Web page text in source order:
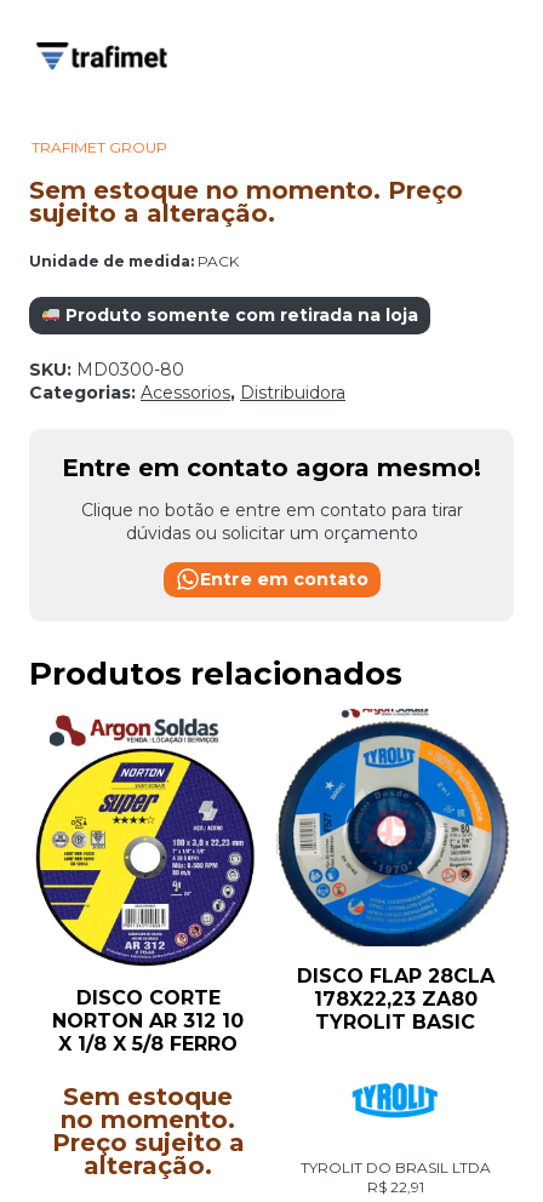
TRAFIMET GROUP
Sem estoque no momento. Preço
sujeito a alteração.
Unidade de medida: PACK
Produto somente com retirada na loja
SKU: MD0300-80
Categorias: Acessorios, Distribuidora
Entre em contato agora mesmo!
Clique no botão e entre em contato para tirar
dúvidas ou solicitar um orçamento
Entre em contato
Produtos relacionados
DISCO CORTE
NORTON AR 312 10
X 1/8 X 5/8 FERRO
Sem estoque
no momento.
Preço sujeito a
alteração.
DISCO FLAP 28CLA
178X22,23 ZA80
TYROLIT BASIC
TYROLIT DO BRASIL LTDA
R$22,91